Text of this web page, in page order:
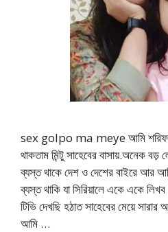
sex golpo ma meye আমি শরিফ
থাকতাম মিন্টু সাহেবের বাসায়.অনেক বড়
ব্যস্ত থাকে দেশ ও দেশের বাইরে আর
ব্যস্ত থাকি যা সিরিয়ালে একে একে
টিভি দেখছি হঠাত সাহেবের মেয়ে
আমি …